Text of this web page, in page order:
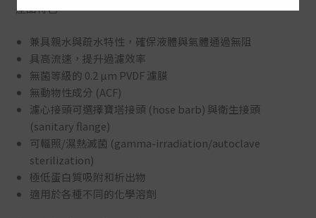
產品特色
兼具親水與疏水特性，確保液體與氣體通過無阻
具高流速，提升過濾效率
無菌等級的 0.2 µm PVDF 濾膜
無動物性成分 (ACF)
濾心接頭可選擇寶塔接頭 (hose barb) 與衛生接頭
(sanitary flange)
可輻照/濕熱滅菌 (gamma-irradiation/autoclave
sterilization)
極低蛋白質吸附和析出物
適用於各種不同的化學溶劑